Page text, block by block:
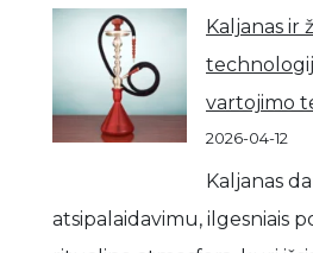
Kaljanas ir
vartojimo
2026-04-12
Kaljanas
atsipalaidavimu, ilgesniais